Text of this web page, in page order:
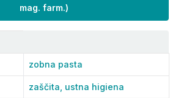
mag. farm.)
zobna pasta
zaščita, ustna higiena